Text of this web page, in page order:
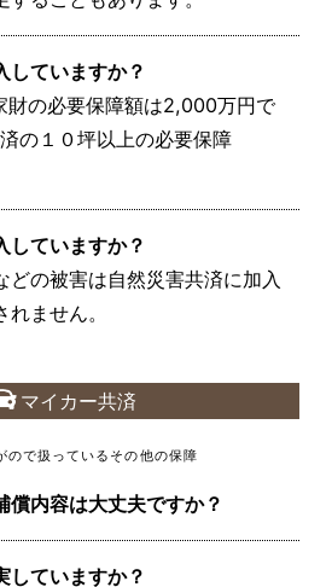
していますか？
財の必要保障額は2,000万円で
の１０坪以上の必要保障
していますか？
どの被害は自然災害共済に加入
ません。
マイカー共済
ので扱っているその他の保障
償内容は大丈夫ですか？
していますか？